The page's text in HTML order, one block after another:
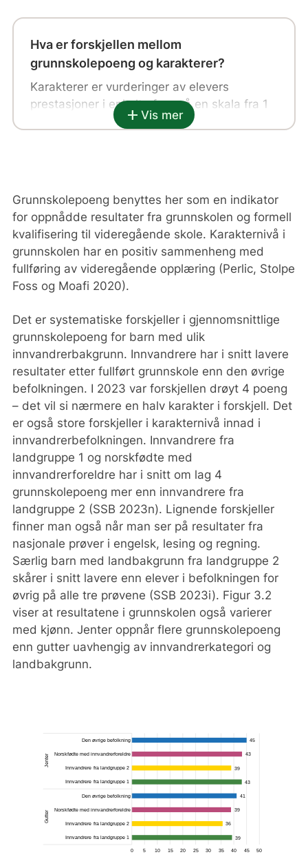
Hva er forskjellen mellom
grunnskolepoeng og karakterer?
Karakterer er vurderinger av elevers
prestasjoner i enkelte fag, på en skala fra 1
eksamenskarakterer), og dele på antall
karakterer. Deretter multipliseres
gjennomsnittet med 10. Grunnskolepoeng
gir et samlet bilde av elevens
skoleprestasjoner, og er grunnlag for opptak
til videregående skole.
add Vis mer
Grunnskolepoeng benyttes her som en indikator
for oppnådde resultater fra grunnskolen og formell
kvalifisering til videregående skole. Karakternivå i
grunnskolen har en positiv sammenheng med
fullføring av videregående opplæring (Perlic, Stolpe
Foss og Moafi 2020).
Det er systematiske forskjeller i gjennomsnittlige
grunnskolepoeng for barn med ulik
innvandrerbakgrunn. Innvandrere har i snitt lavere
resultater etter fullført grunnskole enn den øvrige
befolkningen. I 2023 var forskjellen drøyt 4 poeng
– det vil si nærmere en halv karakter i forskjell. Det
er også store forskjeller i karakternivå innad i
innvandrerbefolkningen. Innvandrere fra
landgruppe 1 og norskfødte med
innvandrerforeldre har i snitt om lag 4
grunnskolepoeng mer enn innvandrere fra
landgruppe 2 (SSB 2023n). Lignende forskjeller
finner man også når man ser på resultater fra
nasjonale prøver i engelsk, lesing og regning.
Særlig barn med landbakgrunn fra landgruppe 2
skårer i snitt lavere enn elever i befolkningen for
øvrig på alle tre prøvene (SSB 2023i). Figur 3.2
viser at resultatene i grunnskolen også varierer
med kjønn. Jenter oppnår flere grunnskolepoeng
enn gutter uavhengig av innvandrerkategori og
landbakgrunn.